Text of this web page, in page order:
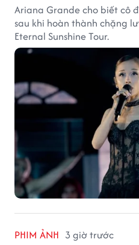
Ariana Grande cho biết cô
sau khi hoàn thành chặng
Eternal Sunshine Tour.
PHIM ẢNH 3 giờ trước